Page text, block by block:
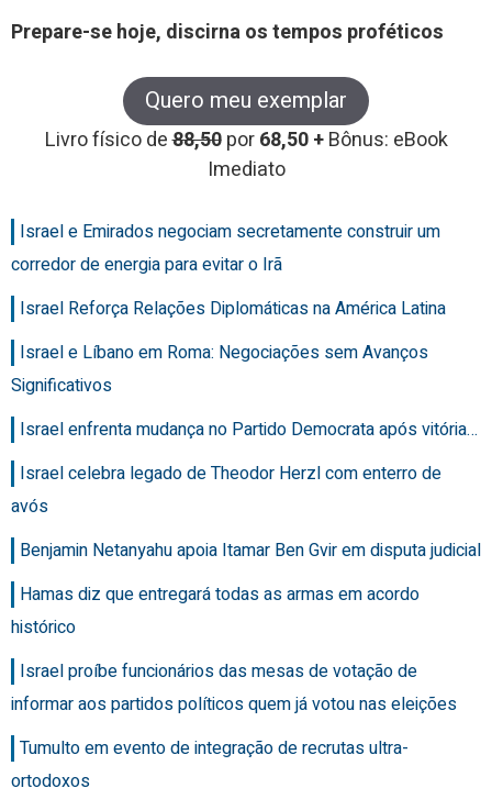
Prepare-se hoje, discirna os tempos proféticos
Quero meu exemplar
Livro físico de88,50 por68,50 +Bônus: eBook
Imediato
Israel e Emirados negociam secretamente construir um
corredor de energia para evitar o Irã
Israel Reforça Relações Diplomáticas na América Latina
Israel e Líbano em Roma: Negociações sem Avanços
Significativos
Israel enfrenta mudança no Partido Democrata após vitória…
Israel celebra legado de Theodor Herzl com enterro de
avós
Benjamin Netanyahu apoia Itamar Ben Gvir em disputa judicial
Hamas diz que entregará todas as armas em acordo
histórico
Israel proíbe funcionários das mesas de votação de
informar aos partidos políticos quem já votou nas eleições
Tumulto em evento de integração de recrutas ultra-
ortodoxos